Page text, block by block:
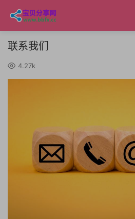
联系我们
4.27k